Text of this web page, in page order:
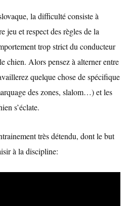
la difficulté consiste à
jeu et respect des règles de la
trop strict du conducteur
chien. Alors pensez à alterner entre
quelque chose de spécifique
des zones, slalom…) et les
s’éclate.
très détendu, dont le but
à la discipline: